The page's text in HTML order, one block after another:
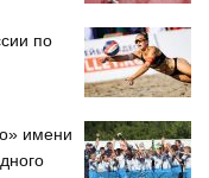
ФУТБОЛ
имени Льва
турнира памяти
БАСКЕТБОЛ
по
имени